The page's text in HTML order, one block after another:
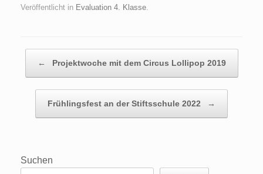
Veröffentlicht in Evaluation 4. Klasse.
← Projektwoche mit dem Circus Lollipop 2019
Frühlingsfest an der Stiftsschule 2022 →
Suchen